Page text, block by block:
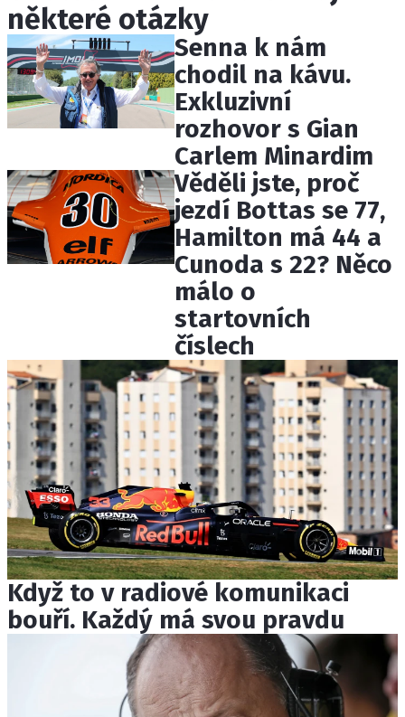
ETICKÝ KODEX
KONTAKT
VYDAVATEL
INZERCE
OSOBNÍ ÚDAJE / COOKIES
Provozovatelem serveru F1NEWS.cz je
INCORP MEDIA GROUP s.r.o., IČ: 118 23 054
některé otázky
Senna k nám
chodil na kávu.
Exkluzivní
rozhovor s Gian
Carlem Minardim
Věděli jste, proč
jezdí Bottas se 77,
Hamilton má 44 a
Cunoda s 22? Něco
málo o
startovních
číslech
Když to v radiové komunikaci
bouří. Každý má svou pravdu